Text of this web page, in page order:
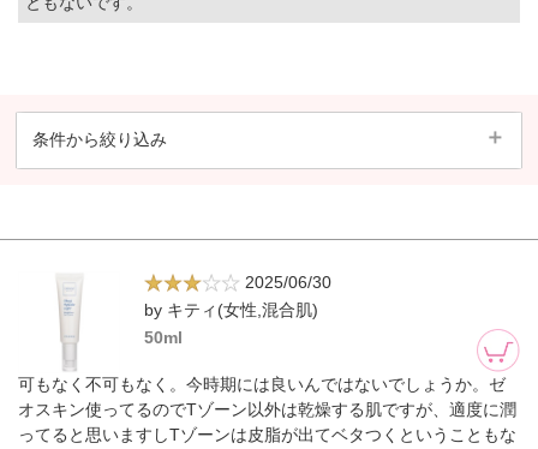
条件から絞り込み
2025/06/30
by キティ(女性,混合肌)
50ml
可もなく不可もなく。今時期には良いんではないでしょうか。ゼ
オスキン使ってるのでTゾーン以外は乾燥する肌ですが、適度に潤
ってると思いますしTゾーンは皮脂が出てベタつくということもな